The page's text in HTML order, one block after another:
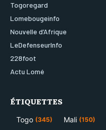
Togoregard
Lomebougeinfo
Nouvelle d’Afrique
LeDefenseurInfo
228foot
Actu Lomé
ÉTIQUETTES
Togo (345) Mali (150)